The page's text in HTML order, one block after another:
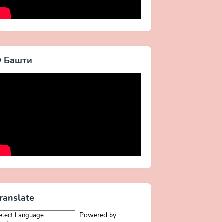
Башти
Powered by